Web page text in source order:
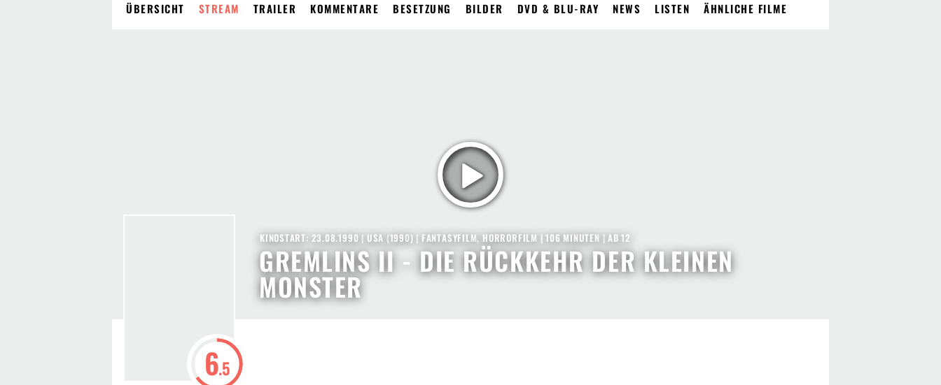
ÜBERSICHT STREAM TRAILER KOMMENTARE BESETZUNG BILDER DVD & BLU-RAY NEWS LISTEN ÄHNLICHE FILME
6.5
GREMLINS II - DIE RÜCKKEHR DER KLEINEN
MONSTER
KINOSTART: 23.08.1990 | USA (1990) | FANTASYFILM, HORRORFILM | 106 MINUTEN |AB 12